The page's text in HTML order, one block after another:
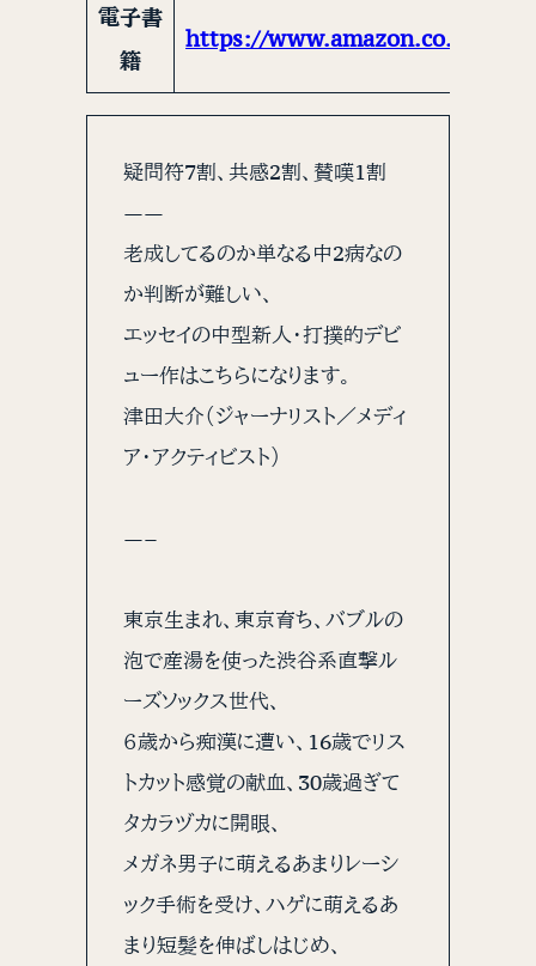
電子書
籍
https://www.amazon.co.jp/dp/
疑問符7割、共感2割、賛嘆1割
——
老成してるのか単なる中2病なの
か判断が難しい、
エッセイの中型新人・打撲的デビ
ュー作はこちらになります。
津田大介（ジャーナリスト／メディ
ア・アクティビスト）
—–
東京生まれ、東京育ち、バブルの
泡で産湯を使った渋谷系直撃ル
ーズソックス世代、
６歳から痴漢に遭い、16歳でリス
トカット感覚の献血、30歳過ぎて
タカラヅカに開眼、
メガネ男子に萌えるあまりレーシ
ック手術を受け、ハゲに萌えるあ
まり短髪を伸ばしはじめ、